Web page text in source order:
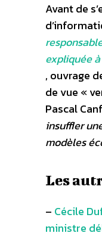
Avant de
expliquée
, ouvrage
de vue «
Pascal
insuffler
modèles
Les
– Cécile
ministre